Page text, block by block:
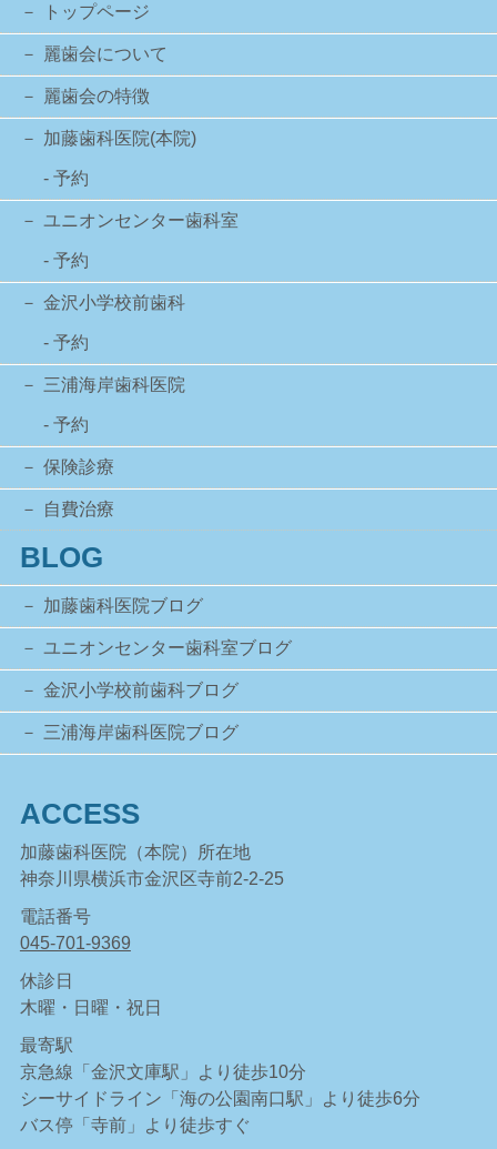
トップページ
麗歯会について
麗歯会の特徴
加藤歯科医院(本院)
- 予約
ユニオンセンター歯科室
- 予約
金沢小学校前歯科
- 予約
三浦海岸歯科医院
- 予約
保険診療
自費治療
BLOG
加藤歯科医院ブログ
ユニオンセンター歯科室ブログ
金沢小学校前歯科ブログ
三浦海岸歯科医院ブログ
ACCESS
加藤歯科医院（本院）所在地
神奈川県横浜市金沢区寺前2-2-25
電話番号
045-701-9369
休診日
木曜・日曜・祝日
最寄駅
京急線「金沢文庫駅」より徒歩10分
シーサイドライン「海の公園南口駅」より徒歩6分
バス停「寺前」より徒歩すぐ